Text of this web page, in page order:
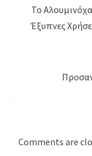
Το
Έξυπνες
Comments are